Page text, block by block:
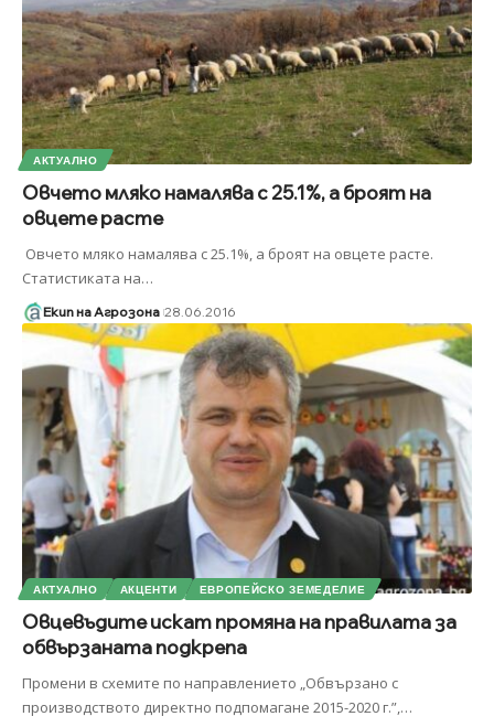
АКТУАЛНО
Овчето мляко намалява с 25.1%, а броят на
овцете расте
Овчето мляко намалява с 25.1%, а броят на овцете расте.
Статистиката на…
Екип на Агрозона 28.06.2016
АКТУАЛНО АКЦЕНТИ ЕВРОПЕЙСКО ЗЕМЕДЕЛИЕ
Овцевъдите искат промяна на правилата за
обвързаната подкрепа
Промени в схемите по направлението „Обвързано с
производството директно подпомагане 2015-2020 г.”, …